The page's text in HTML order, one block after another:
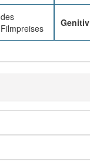
des
Filmpreises
Genitiv